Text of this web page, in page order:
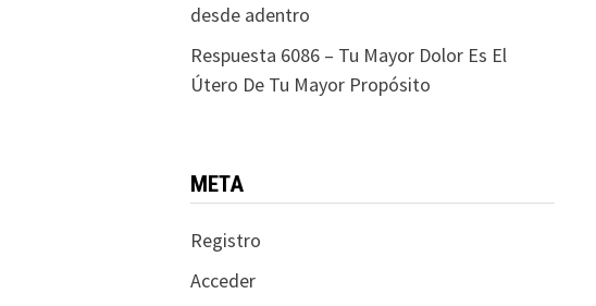
desde adentro
Respuesta 6086 – Tu Mayor Dolor Es El
Útero De Tu Mayor Propósito
META
Registro
Acceder